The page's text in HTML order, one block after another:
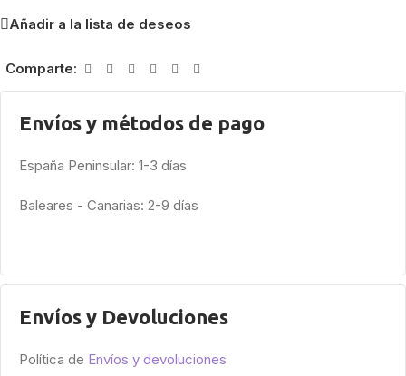
Añadir a la lista de deseos
Comparte:
Envíos y métodos de pago
España Peninsular: 1-3 días
Baleares - Canarias: 2-9 días
Envíos y Devoluciones
Política de Envíos y devoluciones